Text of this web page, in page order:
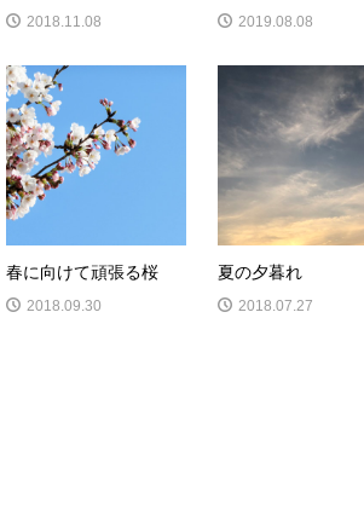
2018.11.08 2019.08.08
春に向けて頑張る桜
2018.09.30
夏の夕暮れ
2018.07.27